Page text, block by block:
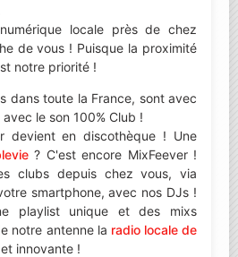
locale près de chez
de vous ! Puisque la proximité
notre priorité !
dans toute la France, sont avec
le son 100% Club !
devient en discothèque ! Une
? C'est encore MixFeever !
clubs depuis chez vous, via
smartphone, avec nos DJs !
playlist unique et des mixs
notre antenne la radio locale de
innovante !